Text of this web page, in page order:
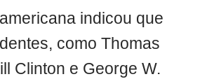
indicou que
como Thomas
Clinton e George W.